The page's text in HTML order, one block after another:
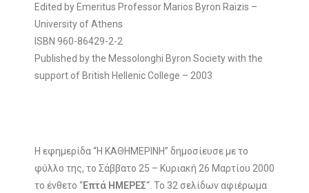
Edited by Emeritus Professor Marios Byron Raizis –
University of Athens
ISBN 960-86429-2-2
Published by the Messolonghi Byron Society with the
support of British Hellenic College – 2003
Η εφημερίδα “Η ΚΑΘΗΜΕΡΙΝΗ” δημοσίευσε με το
φύλλο της, το Σάββατο 25 – Κυριακή 26 Μαρτίου 2000
το ένθετο “Επτά ΗΜΕΡΕΣ“. Το 32 σελίδων αφιέρωμα